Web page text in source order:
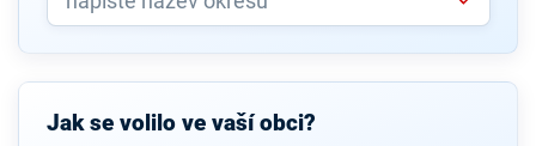
Jak se volilo ve vaší obci?